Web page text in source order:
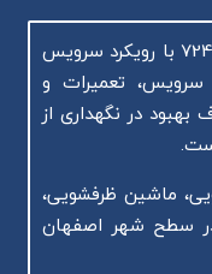
تعمیرگاه تخصصی لوازم خانگی پارس 724 با رویکرد سرویس
تعمیرات و
در نگهداری از
ماشین ظرفشویی،
در سطح شهر اصفهان